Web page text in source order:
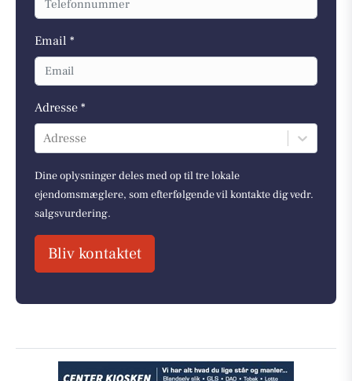
Email *
Adresse *
Adresse
Dine oplysninger deles med op til tre lokale
ejendomsmæglere, som efterfølgende vil kontakte dig vedr.
salgsvurdering.
Bliv kontaktet